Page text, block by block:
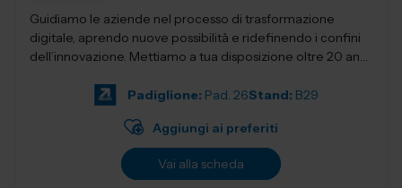
Guidiamo le aziende nel processo di trasformazione
digitale, aprendo nuove possibilità e ridefinendo i confini
dell’innovazione. Mettiamo a tua disposizione oltre 20 anni
Padiglione: Pad. 26Stand: B29
Aggiungi ai preferiti
Vai alla scheda